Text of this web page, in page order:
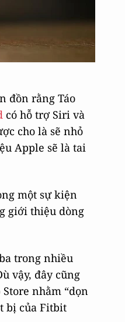
đồn rằng Táo
có hỗ trợ Siri và
cho là sẽ nhỏ
Apple sẽ là tai
một sự kiện
giới thiệu dòng
trong nhiều
vậy, đây cũng
nhằm “dọn
bị của Fitbit